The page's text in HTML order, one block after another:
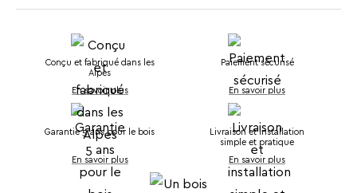
Paiement sécurisé
En savoir plus
Garantie 5 ans pour le bois
En savoir plus
Conçu et fabriqué dans les
Alpes
En savoir plus
Livraison et installation
simple et pratique
En savoir plus